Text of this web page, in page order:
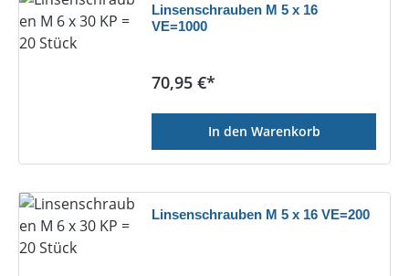
Linsenschrauben M 5 x 16
VE=1000
Regulärer Preis:
70,95 €*
In den Warenkorb
Linsenschrauben M 5 x 16 VE=200